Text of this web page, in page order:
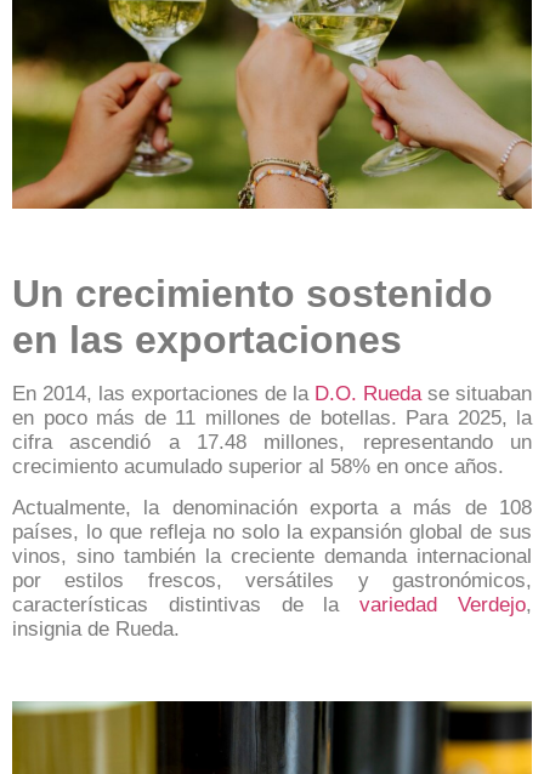
Un crecimiento sostenido
en las exportaciones
En 2014, las exportaciones de la D.O. Rueda se situaban
en poco más de 11 millones de botellas. Para 2025, la
cifra ascendió a 17.48 millones, representando un
crecimiento acumulado superior al 58% en once años.
Actualmente, la denominación exporta a más de 108
países, lo que refleja no solo la expansión global de sus
vinos, sino también la creciente demanda internacional
por estilos frescos, versátiles y gastronómicos,
características distintivas de lavariedad Verdejo,
insignia de Rueda.